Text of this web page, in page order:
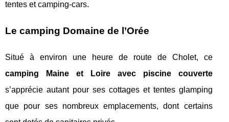
tentes et camping-cars.
Le camping Domaine de l’Orée
Situé à environ une heure de route de Cholet, ce
camping Maine et Loire avec piscine couverte
s’apprécie autant pour ses cottages et tentes glamping
que pour ses nombreux emplacements, dont certains